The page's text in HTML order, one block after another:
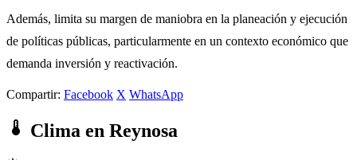
Además, limita su margen de maniobra en la planeación y ejecución
de políticas públicas, particularmente en un contexto económico que
demanda inversión y reactivación.
Compartir: Facebook X WhatsApp
Clima en Reynosa